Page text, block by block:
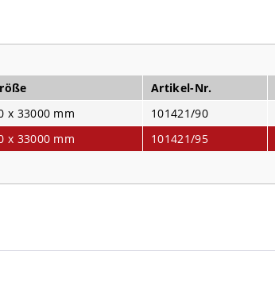
Artikel-Nr.
x 33000 mm 101421/90
x 33000 mm 101421/95